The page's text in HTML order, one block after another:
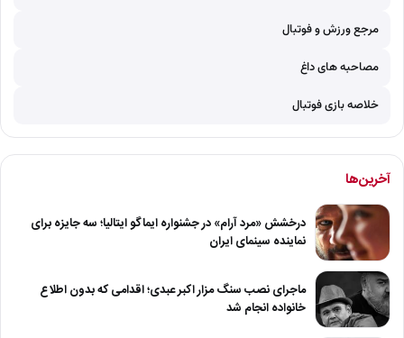
مرجع ورزش و فوتبال
مصاحبه های داغ
خلاصه بازی فوتبال
آخرین‌ها
درخشش «مرد آرام» در جشنواره ایماگو ایتالیا؛ سه جایزه برای
نماینده سینمای ایران
ماجرای نصب سنگ مزار اکبر عبدی؛ اقدامی که بدون اطلاع
خانواده انجام شد